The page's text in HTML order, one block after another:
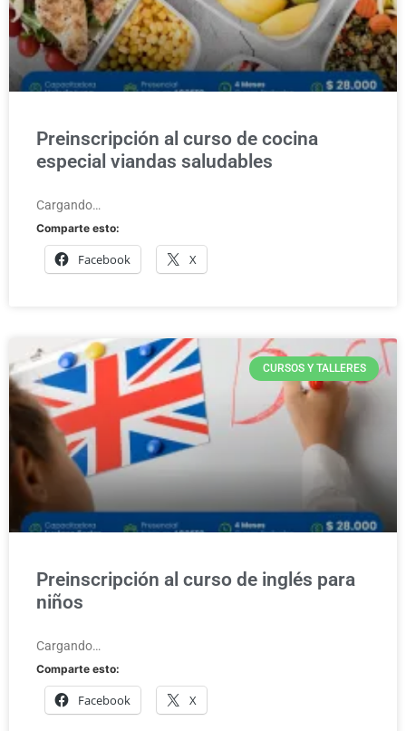
Preinscripción al curso de cocina
especial viandas saludables
Cargando…
Comparte esto:
Facebook X
CURSOS Y TALLERES
Preinscripción al curso de inglés para
niños
Cargando…
Comparte esto:
Facebook X